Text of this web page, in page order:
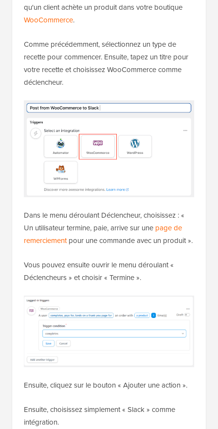
qu'un client achète un produit dans votre boutique
WooCommerce.
Comme précédemment, sélectionnez un type de
recette pour commencer. Ensuite, tapez un titre pour
votre recette et choisissez WooCommerce comme
déclencheur.
Dans le menu déroulant Déclencheur, choisissez : «
Un utilisateur termine, paie, arrive sur une page de
remerciementpour une commande avec un produit ».
Vous pouvez ensuite ouvrir le menu déroulant «
Déclencheurs » et choisir « Termine ».
Ensuite, cliquez sur le bouton « Ajouter une action ».
Ensuite, choisissez simplement « Slack » comme
intégration.